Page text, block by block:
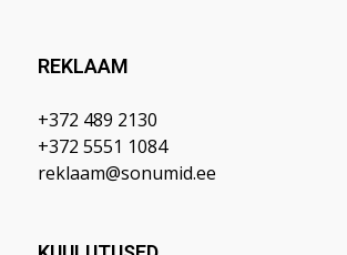
REKLAAM
+372 489 2130
+372 5551 1084
reklaam@sonumid.ee